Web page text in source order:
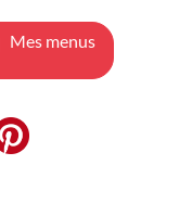
Mes menus